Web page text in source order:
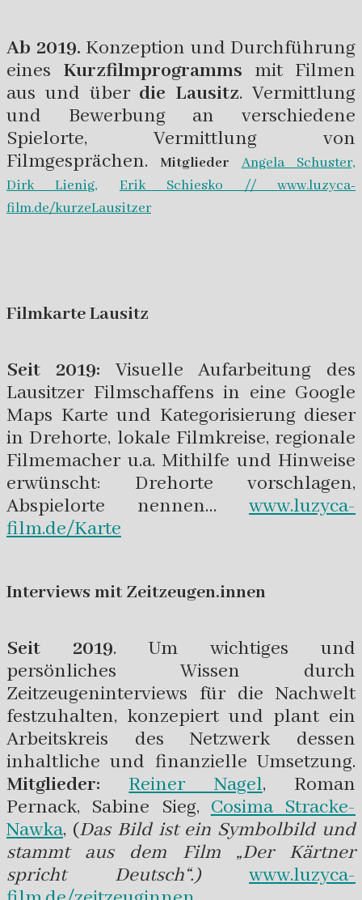
Ab 2019. Konzeption und Durchführung
eines Kurzfilmprogramms mit Filmen
aus und überdie Lausitz. Vermittlung
und Bewerbung an verschiedene
Spielorte, Vermittlung von
Filmgesprächen.
Mitglieder
Angela Schuster,
Dirk Lienig,
Erik Schiesko //www.luzyca-
film.de/kurzeLausitzer
Filmkarte Lausitz
Seit 2019: Visuelle Aufarbeitung des
Lausitzer Filmschaffens in eine Google
Maps Karte und Kategorisierung dieser
in Drehorte, lokale Filmkreise, regionale
Filmemacher u.a. Mithilfe und Hinweise
erwünscht: Drehorte vorschlagen,
Abspielorte nennen… www.luzyca-
film.de/Karte
Interviews mit Zeitzeugen.innen
Seit 2019. Um wichtiges und
persönliches Wissen durch
Zeitzeugeninterviews für die Nachwelt
festzuhalten, konzepiert und plant ein
Arbeitskreis des Netzwerk dessen
inhaltliche und finanzielle Umsetzung.
Mitglieder:
Reiner Nagel, Roman
Pernack, Sabine Sieg, Cosima Stracke-
Nawka, (Das Bild ist ein Symbolbild und
stammt aus dem Film „Der Kärtner
spricht Deutsch“.) www.luzyca-